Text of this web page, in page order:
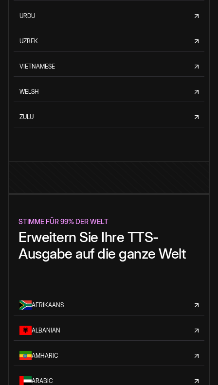
URDU
UZBEK
VIETNAMESE
WELSH
ZULU
STIMME FÜR 99% DER WELT
Erweitern Sie Ihre TTS-
Ausgabe auf die ganze Welt
AFRIKAANS
ALBANIAN
AMHARIC
ARABIC